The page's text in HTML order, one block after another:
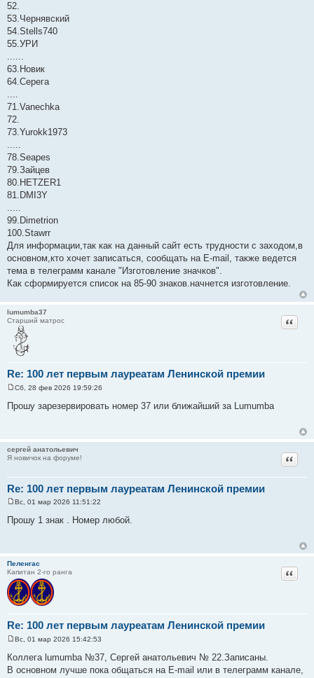
52.
53.Чернявский
54.Stells740
55.УРИ
......
63.Новик
64.Серега
....
71.Vanechka
72.
73.Yurokk1973
.....
78.Seapes
79.Зайцев
80.HETZER1
81.DMI3Y
.....
99.Dimetrion
100.Stawrr
Для информации,так как на данный сайт есть трудности с заходом,в
основном,кто хочет записаться, сообщать на E-mail, также ведется
тема в телеграмм канале "Изготовление значков".
Как сформируется список на 85-90 знаков.начнется изготовление.
lumumba37
Старший матрос
Re: 100 лет первым лауреатам Ленинской премии
о
н
и
е
Сб, 28 фев 2026 19:59:26
Прошу зарезервировать номер 37 или ближайший за Lumumba
сергей анатольевич
Я новичок на форуме!
Re: 100 лет первым лауреатам Ленинской премии
о
и
е
Вс, 01 мар 2026 11:51:22
Прошу 1 знак . Номер любой.
Пеленгас
Капитан 2-го ранга
Re: 100 лет первым лауреатам Ленинской премии
о
б
Вс, 01 мар 2026 15:42:53
Коллега lumumba №37, Сергей анатольевич № 22.Записаны.
В основном лучше пока общаться на E-mail или в телеграмм канале,